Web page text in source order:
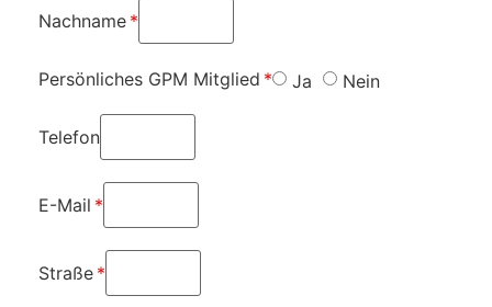
Nachname
Persönliches GPM Mitglied Ja Nein
Telefon
E-Mail
Straße